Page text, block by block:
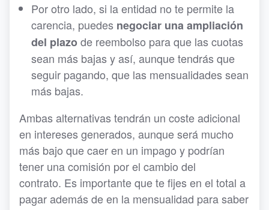
Por otro lado, si la entidad no te permite la
carencia, puedes negociar una ampliación
del plazode reembolso para que las cuotas
sean más bajas y así, aunque tendrás que
seguir pagando, que las mensualidades sean
más bajas.
Ambas alternativas tendrán un coste adicional
en intereses generados, aunque será mucho
más bajo que caer en un impago y podrían
tener una comisión por el cambio del
contrato. Es importante que te fijes en el total a
pagar además de en la mensualidad para saber